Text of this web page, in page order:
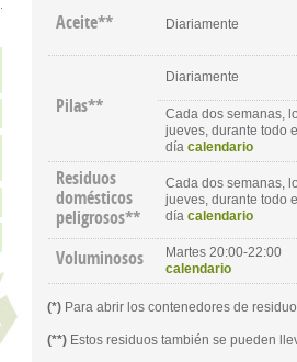
Aceite** Diariamente
Pilas**
Diariamente
Cada dos semanas,
jueves, durante todo
díacalendario
Residuos
domésticos
peligrosos**
Cada dos semanas,
jueves, durante todo
díacalendario
Voluminosos
Martes 20:00-22:00
calendario
(*) Para abrir los contenedores de
(**) Estos residuos también se pueden